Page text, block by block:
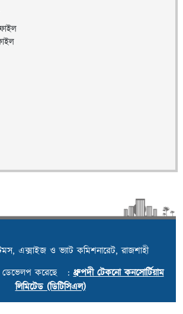
এক্সাইজ ও ভ্যাট কমিশনারেট, রাজশাহী
ডেভেলপ করেছে :ধ্রুপদী টেকনো কনসোর্টিয়াম
লিমিটেড (ডিটিসিএল)